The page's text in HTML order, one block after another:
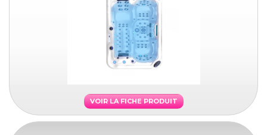
VOIR LA FICHE PRODUIT